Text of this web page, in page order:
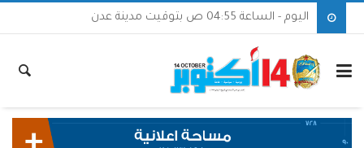
اليوم - الساعة 04:55 ص بتوقيت مدينة عدن